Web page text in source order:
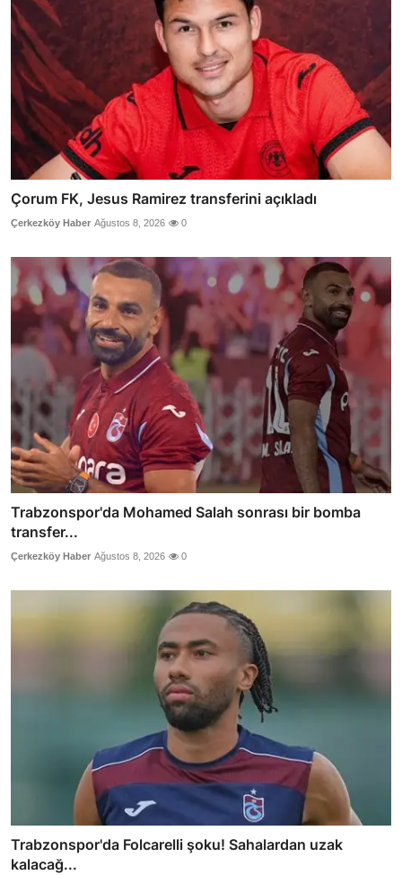
Çorum FK, Jesus Ramirez transferini açıkladı
Çerkezköy Haber Ağustos 8, 2026 0
Trabzonspor'da Mohamed Salah sonrası bir bomba
transfer...
Çerkezköy Haber Ağustos 8, 2026 0
Trabzonspor'da Folcarelli şoku! Sahalardan uzak
kalacağ...